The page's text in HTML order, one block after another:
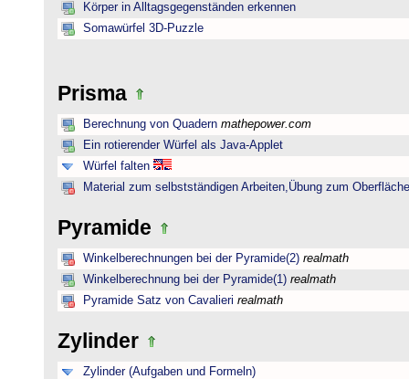
Körper in Alltagsgegenständen erkennen
Somawürfel 3D-Puzzle
Prisma
Berechnung von Quadern mathepower.com
Ein rotierender Würfel als Java-Applet
Würfel falten
Material zum selbstständigen Arbeiten,Übung zum
Pyramide
Winkelberechnungen bei der Pyramide(2) realmath
Winkelberechnung bei der Pyramide(1) realmath
Pyramide Satz von Cavalieri realmath
Zylinder
Zylinder (Aufgaben und Formeln)